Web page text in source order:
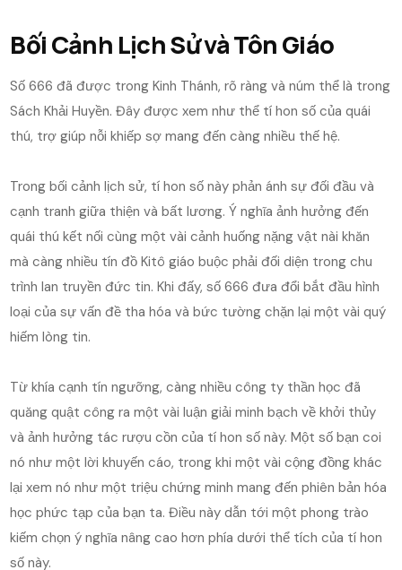
Bối Cảnh Lịch Sử và Tôn Giáo
Số 666 đã được trong Kinh Thánh, rõ ràng và núm thể là trong
Sách Khải Huyền. Đây được xem như thể tí hon số của quái
thú, trợ giúp nỗi khiếp sợ mang đến càng nhiều thế hệ.
Trong bối cảnh lịch sử, tí hon số này phản ánh sự đối đầu và
cạnh tranh giữa thiện và bất lương. Ý nghĩa ảnh hưởng đến
quái thú kết nối cùng một vài cảnh huống nặng vật nài khăn
mà càng nhiều tín đồ Kitô giáo buộc phải đối diện trong chu
trình lan truyền đức tin. Khi đấy, số 666 đưa đổi bắt đầu hình
loại của sự vấn đề tha hóa và bức tường chặn lại một vài quý
hiếm lòng tin.
Từ khía cạnh tín ngưỡng, càng nhiều công ty thần học đã
quăng quật công ra một vài luận giải minh bạch về khởi thủy
và ảnh hưởng tác rượu cồn của tí hon số này. Một số bạn coi
nó như một lời khuyến cáo, trong khi một vài cộng đồng khác
lại xem nó như một triệu chứng minh mang đến phiên bản hóa
học phức tạp của bạn ta. Điều này dẫn tới một phong trào
kiếm chọn ý nghĩa nâng cao hơn phía dưới thể tích của tí hon
số này.